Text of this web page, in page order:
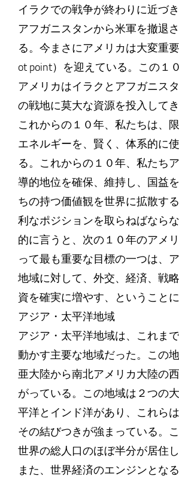
イラクでの戦争が終わりに近づ
アフガニスタンから米軍を撤退
る。今まさにアメリカは大変重
ot point）を迎えている。この１
アメリカはイラクとアフガニス
の戦地に莫大な資源を投入してき
これからの１０年、私たちは、
エネルギーを、賢く、体系的に
る。これからの１０年、私たち
導的地位を確保、維持し、国益
ちの持つ価値観を世界に拡散す
利なポジションを取らねばなら
的に言うと、次の１０年のアメ
って最も重要な目標の一つは、
地域に対して、外交、経済、戦
資を確実に増やす、ということに
アジア・太平洋地域
アジア・太平洋地域は、これま
動かす主要な地域だった。この
亜大陸から南北アメリカ大陸の
がっている。この地域は２つの
平洋とインド洋があり、これら
その結びつきが強まっている。こ
世界の総人口のほぼ半分が居住し
また、世界経済のエンジンとな